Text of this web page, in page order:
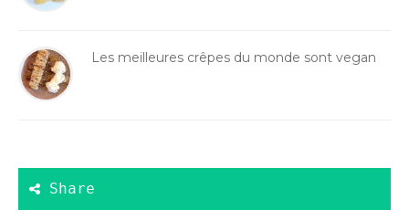
Les meilleures crêpes du monde sont vegan